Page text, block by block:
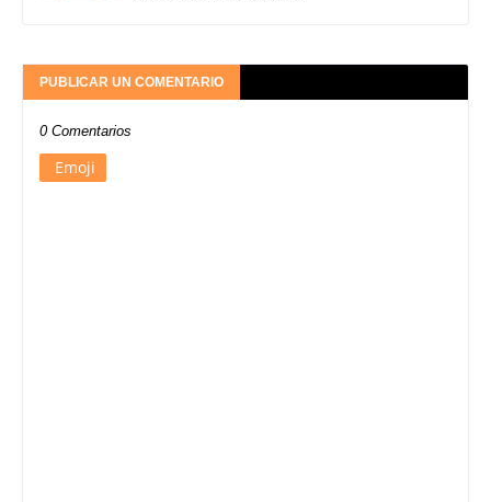
PUBLICAR UN COMENTARIO
0 Comentarios
Emoji